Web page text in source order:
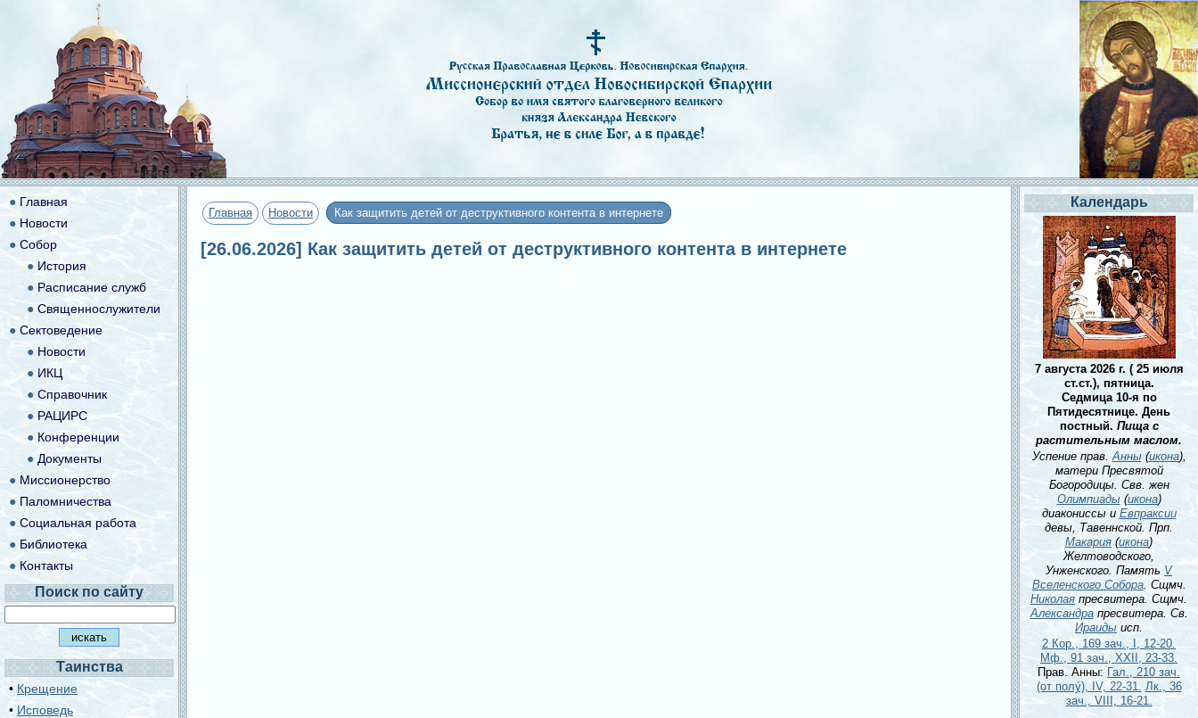
Главная Новости Как защитить детей от деструктивного контента в интернете
[26.06.2026] Как защитить детей от деструктивного контента в интернете
● Главная
● Новости
● Собор
● История
● Расписание служб
● Священнослужители
● Сектоведение
● Новости
●ИКЦ
● Справочник
● РАЦИРС
● Конференции
● Документы
●Миссионерство
● Паломничества
●Социальная работа
● Библиотека
● Контакты
Поиск по сайту
Таинства
• Крещение
• Исповедь
Календарь
7 августа 2026 г. ( 25 июля
ст.ст.), пятница.
Седмица 10-я по
Пятидесятнице. День
постный. Пища с
растительным маслом.
Успение прав.Анны(икона),
матери Пресвятой
Богородицы. Свв. жен
Олимпиады(икона)
диакониссы и Евпраксии
девы, Тавеннской. Прп.
Макария (икона)
Желтоводского,
Унженского. Память V
Вселенского Собора. Сщмч.
Николая пресвитера. Сщмч.
Александрапресвитера. Св.
Ираиды исп.
2 Кор., 169 зач., I, 12-20.
Мф., 91 зач., XXII, 23-33.
Прав. Анны: Гал., 210 зач.
(от полу́), IV, 22-31. Лк., 36
зач., VIII, 16-21.